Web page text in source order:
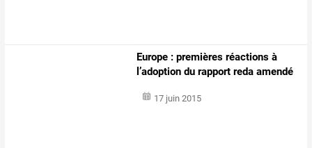
Europe : premières réactions à
l’adoption du rapport reda amendé
17 juin 2015